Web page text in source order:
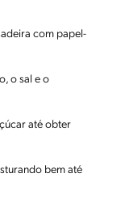
com papel-
o sal e o
até obter
bem até